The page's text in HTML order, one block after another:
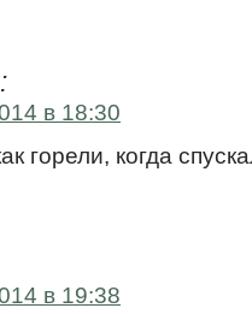
:
в 18:30
горели, когда
в 19:38